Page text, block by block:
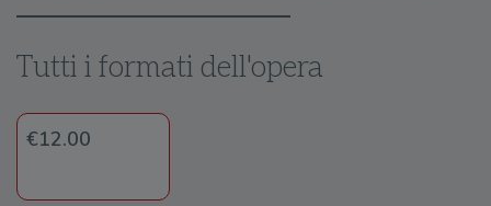
Tutti i formati dell'opera
€12.00